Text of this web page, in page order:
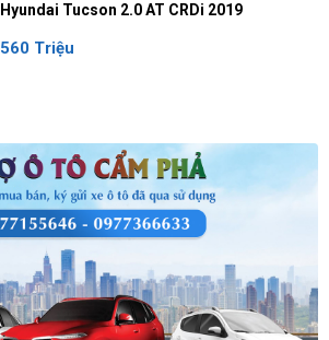
Hyundai Tucson 2.0 AT CRDi 2019
560 Triệu